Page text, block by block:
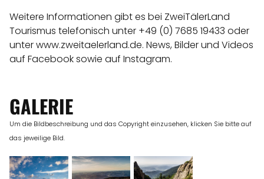
Weitere Informationen gibt es bei ZweiTälerLand
Tourismus telefonisch unter +49 (0) 7685 19433 oder
unterwww.zweitaelerland.de. News, Bilder und Videos
auf Facebooksowie auf Instagram.
GALERIE
Um die Bildbeschreibung und das Copyright einzusehen, klicken Sie bitte auf
das jeweilige Bild.